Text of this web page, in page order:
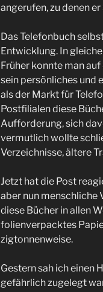
angerufen, zu denen
Das Telefonbuch
Entwicklung. In
Früher konnte man
sein persönliches und
als der Markt für
Postfilialen diese
Aufforderung, sich
vermutlich wollte
Verzeichnisse, ältere
Jetzt hat die Post
aber nun menschliche
diese Bücher in allen
folienverpacktes
zigtonnenweise.
Gestern sah ich einen
gefährlich zugelegt